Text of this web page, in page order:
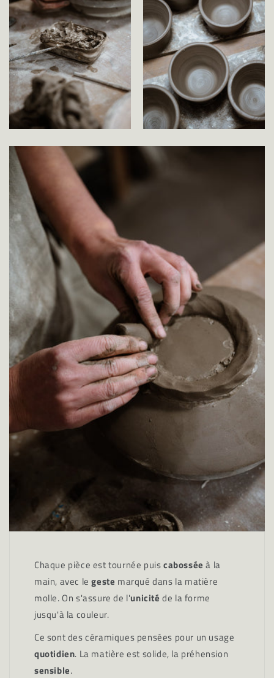
Chaque pièce est tournée puiscabossée à la
main, avec legeste marqué dans la matière
molle. On s'assure de l'unicité de la forme
jusqu'à la couleur.
Ce sont des céramiques pensées pour un usage
quotidien. La matière est solide, la préhension
sensible.